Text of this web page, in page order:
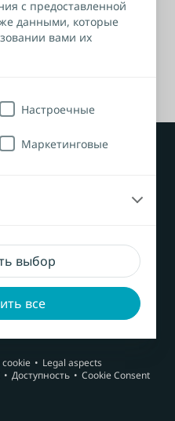
с предоставленной
данными, которые
вами их
выбор
все
Настроечные
Маркетинговые
Legal aspects
Доступность Cookie Consent